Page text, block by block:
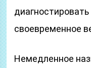
своевременное
Немедленное